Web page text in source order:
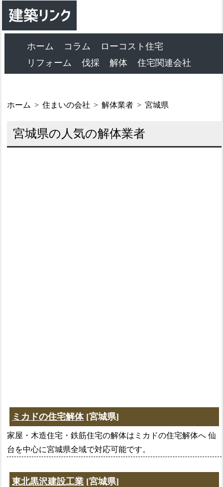
ホーム コラム
ローコスト住宅
リフォーム
伐採 解体 住宅関連会社
ホーム 住まいの会社 解体業者 宮城県
宮城県の人気の解体業者
ミカドの住宅解体[宮城県]
家屋・木造住宅・鉄筋住宅の解体はミカドの住宅解体へ 仙
台を中心に宮城県全域で対応可能です。
東北黒沢建設工業 [宮城県]